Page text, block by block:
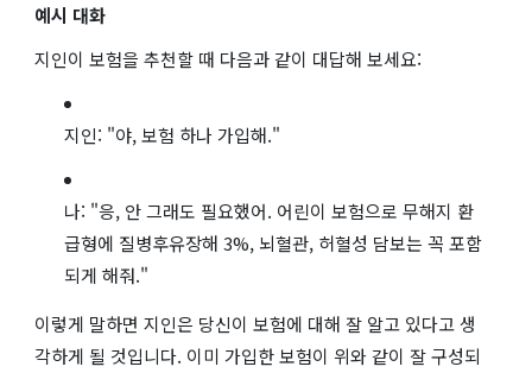
예시 대화
지인이 보험을 추천할 때 다음과 같이 대답해 보세요:
지인: "야, 보험 하나 가입해."
나: "응, 안 그래도 필요했어. 어린이 보험으로 무해지 환
급형에 질병후유장해 3%, 뇌혈관, 허혈성 담보는 꼭 포함
되게 해줘."
이렇게 말하면 지인은 당신이 보험에 대해 잘 알고 있다고 생
각하게 될 것입니다. 이미 가입한 보험이 위와 같이 잘 구성되